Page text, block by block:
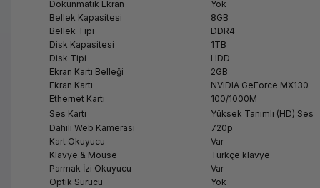
Dokunmatik Ekran
Yok
Bellek Kapasitesi
8GB
Bellek Tipi
DDR4
Disk Kapasitesi
1TB
Disk Tipi
HDD
Ekran Kartı Belleği
2GB
Ekran Kartı
NVIDIA GeForce MX130
Ethernet Kartı
100/1000M
Ses Kartı
Yüksek Tanımlı (HD) Ses
Dahili Web Kamerası
720p
Kart Okuyucu
Var
Klavye & Mouse
Türkçe klavye
Parmak İzi Okuyucu
Var
Optik Sürücü
Yok